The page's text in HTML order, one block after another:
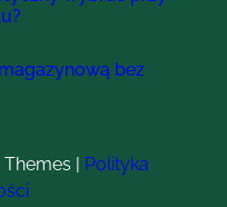
bez
| Polityka